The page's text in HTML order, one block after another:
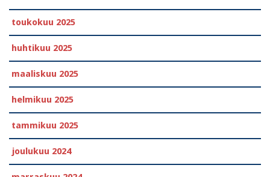
toukokuu 2025
huhtikuu 2025
maaliskuu 2025
helmikuu 2025
tammikuu 2025
joulukuu 2024